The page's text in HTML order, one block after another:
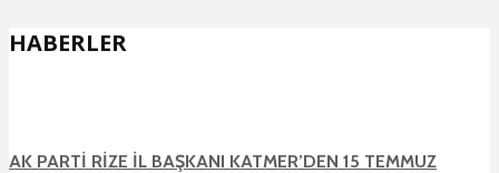
HABERLER
AK PARTİ RİZE İL BAŞKANI KATMER’DEN 15 TEMMUZ